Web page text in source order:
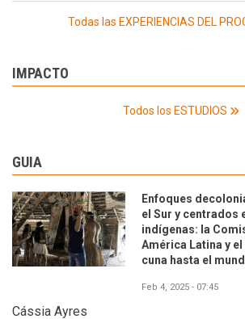
Todas las EXPERIENCIAS DEL
IMPACTO
Todos los ESTUDIOS
GUIA
Enfoques
el Sur y centrados
indígenas: la
América Latina y
cuna hasta el
Feb 4, 2025 - 07:45
Cássia Ayres